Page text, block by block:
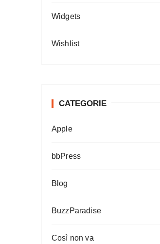
Widgets
Wishlist
CATEGORIE
Apple
bbPress
Blog
BuzzParadise
Così non va